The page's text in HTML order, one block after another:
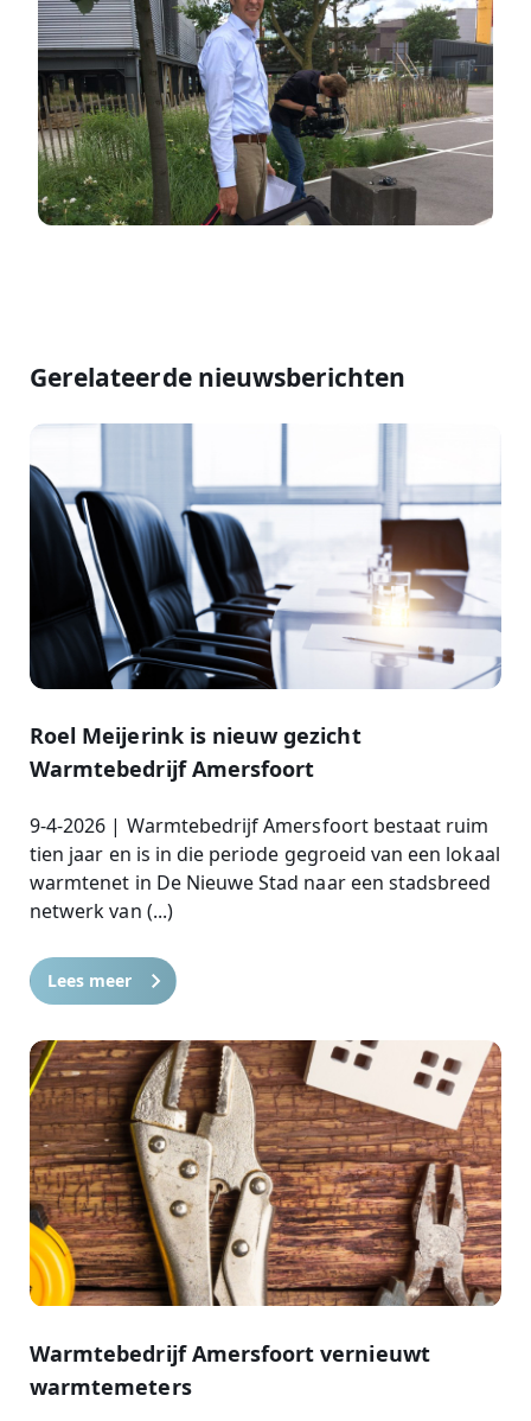
Gerelateerde nieuwsberichten
Roel Meijerink is nieuw gezicht
Warmtebedrijf Amersfoort
9-4-2026 | Warmtebedrijf Amersfoort bestaat ruim
tien jaar en is in die periode gegroeid van een lokaal
warmtenet in De Nieuwe Stad naar een stadsbreed
netwerk van (...)
Lees meer
Warmtebedrijf Amersfoort vernieuwt
warmtemeters